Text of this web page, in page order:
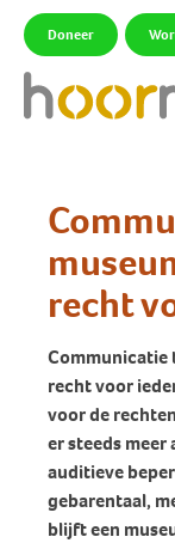
Doneer
recht
Communicatie
recht voor
voor de
er steeds meer
auditieve
gebarentaal,
blijft een